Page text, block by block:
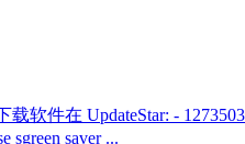
软件在 UpdateStar: -
sgreen saver ...